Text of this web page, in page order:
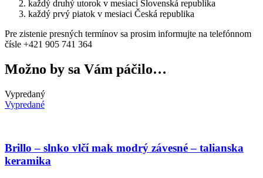
každý druhý utorok v mesiaci Slovenská republika
každý prvý piatok v mesiaci Česká republika
Pre zistenie presných termínov sa prosim informujte na telefónnom
čísle +421 905 741 364
Možno by sa Vám páčilo…
Vypredaný
Vypredané
Brillo – slnko vlčí mak modrý závesné – talianska
keramika